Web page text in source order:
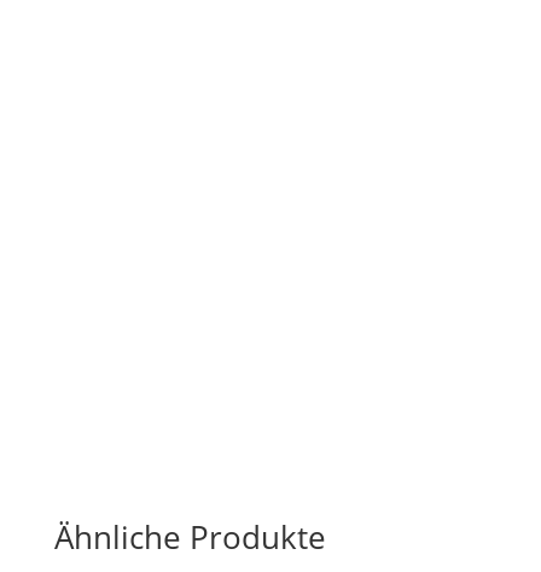
Ähnliche Produkte